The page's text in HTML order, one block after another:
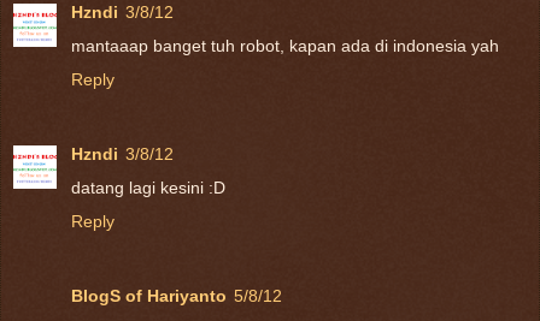
Hzndi 3/8/12
mantaaap banget tuh robot, kapan ada di indonesia yah
Reply
Hzndi 3/8/12
datang lagi kesini :D
Reply
BlogS of Hariyanto 5/8/12